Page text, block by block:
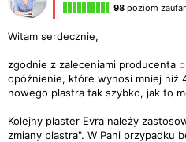
98 poziom
Witam serdecznie,
zgodnie z zaleceniami producenta
opóźnienie, które wynosi mniej niż
nowego plastra tak szybko, jak to
Kolejny plaster Evra należy
zmiany plastra". W Pani przypadku